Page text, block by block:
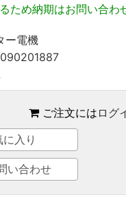
ため納期はお問い合わ
ー電機
ご注文には ログ
に入り
い合わせ